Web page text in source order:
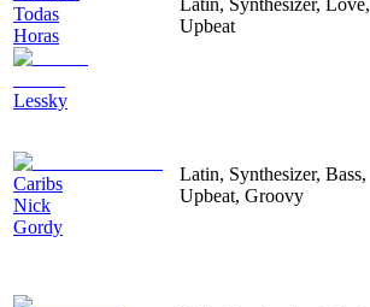
Todas
Horas
Lessky
Upbeat
Caribs
Nick
Gordy
Latin, Synthesizer, Bass,
Upbeat, Groovy